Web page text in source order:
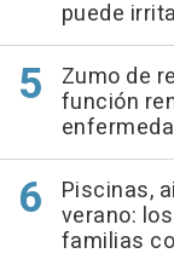
puede
Zumo de
función
Piscinas,
verano:
familias